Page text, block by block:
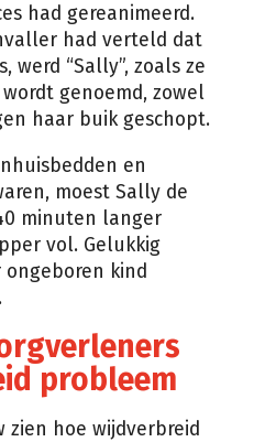
had gereanimeerd.
had verteld dat
werd “Sally”, zoals ze
genoemd, zowel
haar buik geschopt.
en
moest Sally de
minuten langer
vol. Gelukkig
kind
probleem
hoe wijdverbreid